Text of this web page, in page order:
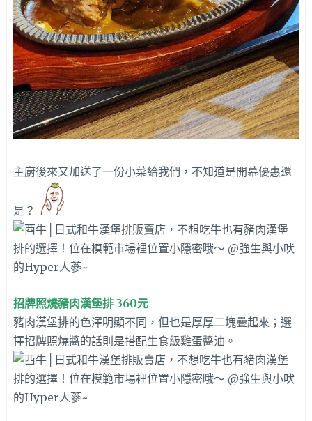
主廚後來又加送了一份小菜給我們，不知道是開幕優惠還
是？
招牌照燒豬肉漢堡排 360元
豬肉漢堡排的色澤明顯不同，但也是厚厚二塊疊起來；選
擇招牌照燒醬的話則是搭配生食級雞蛋醬油。